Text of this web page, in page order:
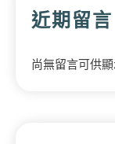
近期留言
尚無留言可供顯